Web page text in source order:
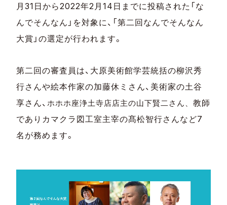
月31 日から2022年2 月14 日までに投稿された「な
んでそんなん」を対象に、「第二回なんでそんなん
大賞」の選定が行われます。
第二回の審査員は、大原美術館学芸統括の柳沢秀
行さんや絵本作家の加藤休ミさん、美術家の土谷
享さん、 ホホホ座浄土寺店店主の山下賢二さん、教師
でありカマクラ図工室主宰の髙松智行さんなど7
名が務めます。